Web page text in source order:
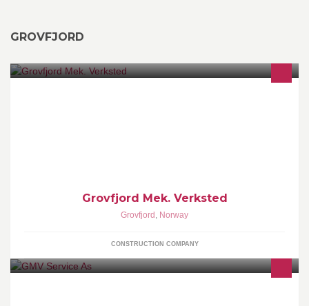
GROVFJORD
Grovfjord Mek. Verksted
Grovfjord , Norway
CONSTRUCTION COMPANY